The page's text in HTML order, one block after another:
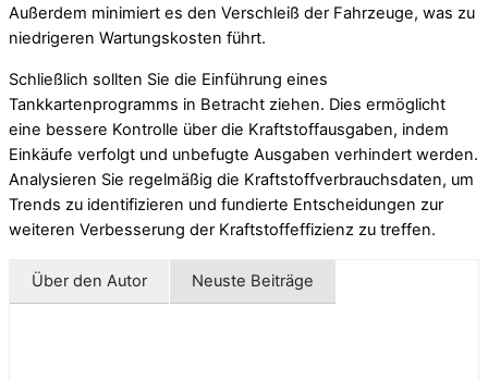
Außerdem minimiert es den Verschleiß der Fahrzeuge, was zu
niedrigeren Wartungskosten führt.
Schließlich sollten Sie die Einführung eines
Tankkartenprogramms in Betracht ziehen. Dies ermöglicht
eine bessere Kontrolle über die Kraftstoffausgaben, indem
Einkäufe verfolgt und unbefugte Ausgaben verhindert werden.
Analysieren Sie regelmäßig die Kraftstoffverbrauchsdaten, um
Trends zu identifizieren und fundierte Entscheidungen zur
weiteren Verbesserung der Kraftstoffeffizienz zu treffen.
Über den Autor Neuste Beiträge